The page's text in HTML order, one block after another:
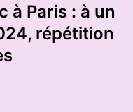
à Paris : à un
répétition